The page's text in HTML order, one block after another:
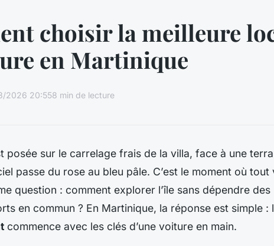
choisir la meilleure
en Martinique
2026 20:558 min de lecture
posée sur le carrelage frais de la villa, face à une
passe du rose au bleu pâle. C’est le moment où
question : comment explorer l’île sans dépendre
en commun ? En Martinique, la réponse est simple :
commence avec les clés d’une voiture en main.